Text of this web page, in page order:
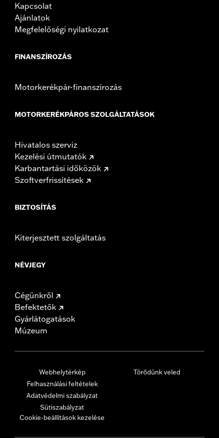
Kapcsolat
Ajánlatok
Megfelelőségi nyilatkozat
FINANSZÍROZÁS
Motorkerékpár-finanszírozás
MOTORKERÉKPÁROS SZOLGÁLTATÁSOK
Hivatalos szerviz
Kezelési útmutatók
Karbantartási időközök
Szoftverfrissítések
BIZTOSÍTÁS
Kiterjesztett szolgáltatás
NÉVJEGY
Cégünkről
Befektetők
Gyárlátogatások
Múzeum
Webhelytérkép
Felhasználási feltételek
Adatvédelmi szabályzat
Sütiszabályzat
Cookie-beállítások kezelése
Törődünk veled